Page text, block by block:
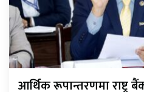
आर्थिक रूपान्तरणमा राष्ट्र